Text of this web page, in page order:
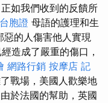
如我們收到的反饋所
胞證 母語的護理和生
惡的人傷害他人實現
造成了嚴重的傷口，
網路行銷 按摩店 記
戰場，美國人歡樂地
於法國的幫助，英國